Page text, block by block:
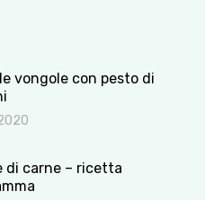
vongole con pesto di
di carne – ricetta